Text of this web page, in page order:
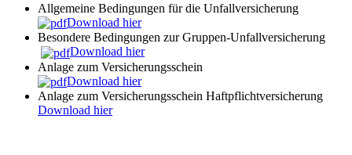
Allgemeine Bedingungen für die Unfallversicherung
Download hier
Besondere Bedingungen zur Gruppen-Unfallversicherung
Download hier
Anlage zum Versicherungsschein
Download hier
Anlage zum Versicherungsschein Haftpflichtversicherung
Download hier